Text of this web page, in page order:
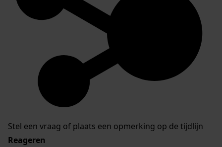
Stel een vraag of plaats een opmerking op de tijdlijn
Reageren